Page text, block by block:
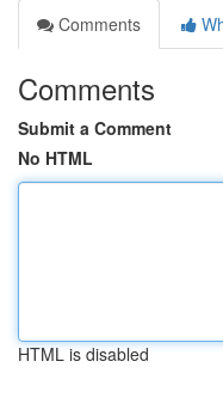
Comments
Comments
Submit a Comment
No HTML
HTML is disabled